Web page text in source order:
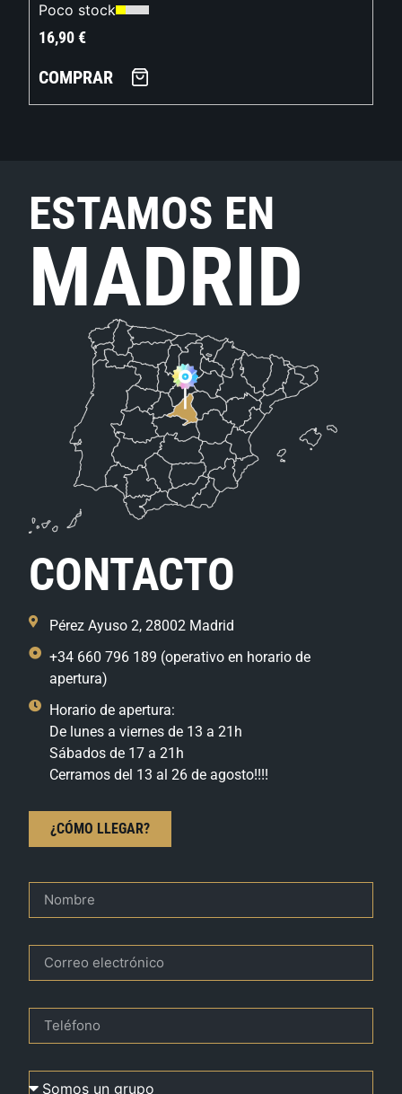
Poco stock
16,90€
COMPRAR
ESTAMOS EN
MADRID
CONTACTO
Pérez Ayuso 2, 28002 Madrid
+34 660 796 189 (operativo en horario de
apertura)
Horario de apertura:
De lunes a viernes de 13 a 21h
Sábados de 17 a 21h
Cerramos del 13 al 26 de agosto!!!!
¿CÓMO LLEGAR?